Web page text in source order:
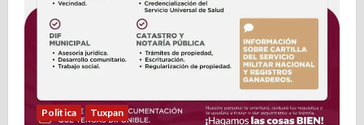
Politica Tuxpan